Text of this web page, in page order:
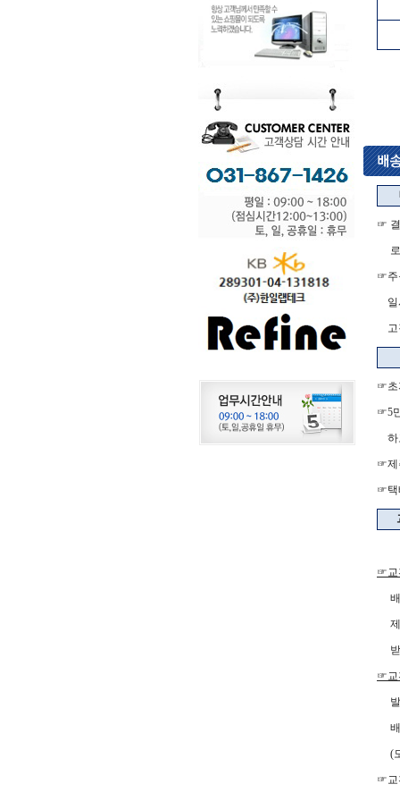
☞ 결
로
☞주
일
고
☞초
☞5
하
☞제
☞택
☞교
배
제
받
☞교
발
배
(모
☞교